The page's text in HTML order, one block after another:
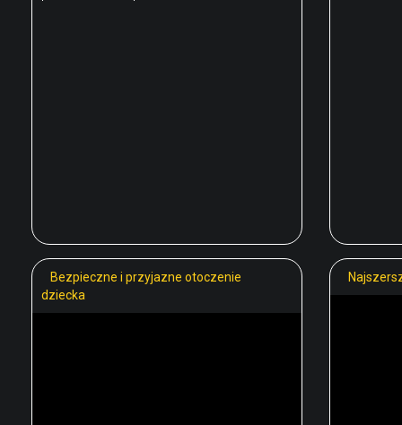
Bezpieczne i przyjazne otoczenie
dziecka